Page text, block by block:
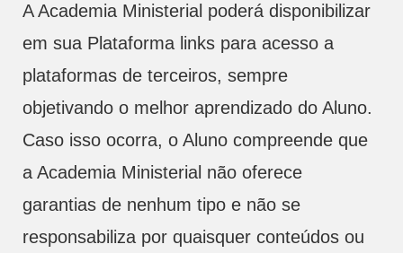
A Academia Ministerial poderá disponibilizar
em sua Plataforma links para acesso a
plataformas de terceiros, sempre
objetivando o melhor aprendizado do Aluno.
Caso isso ocorra, o Aluno compreende que
a Academia Ministerial não oferece
garantias de nenhum tipo e não se
responsabiliza por quaisquer conteúdos ou